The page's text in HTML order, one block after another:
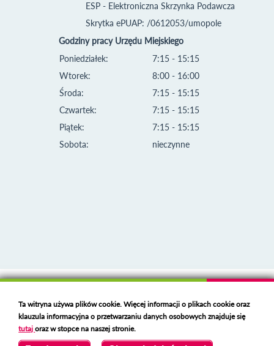
ESP - Elektroniczna Skrzynka Podawcza
Skrytka ePUAP: /0612053/umopole
Godziny pracy Urzędu Miejskiego
Poniedziałek:
Wtorek:
Środa:
Czwartek:
Piątek:
Sobota:
7:15 - 15:15
8:00 - 16:00
7:15 - 15:15
7:15 - 15:15
7:15 - 15:15
nieczynne
Deklaracja dostępności
Polski serwer RBLhttps://polspam.pl/
Copyright 2023 Urząd Miejski w Opolu Lubelskim
Ta witryna używa plików cookie. Więcej informacji o plikach cookie oraz
klauzula informacyjna o przetwarzaniu danych osobowych znajduje się
tutajoraz w stopce na naszej stronie.